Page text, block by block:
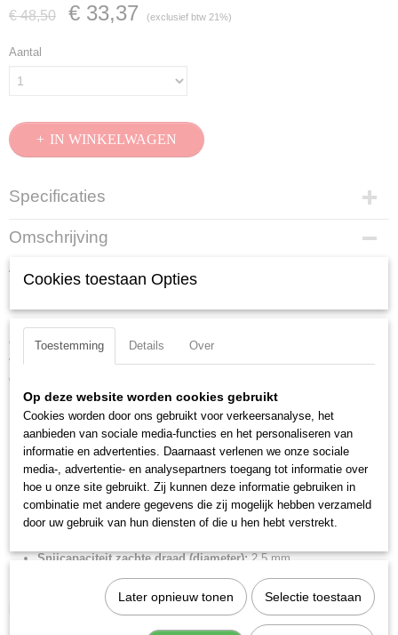
€ 48,50 € 33,37 (exclusief btw 21%)
Aantal
IN WINKELWAGEN
Specificaties
Productcode
14 25 160
4003773028697
Productcode leverancier
14 25 160
Netto gewicht
0,22 Kg
0,22 Kg
Omschrijving
Afstrip-zijsnijtang verchroomd, met meer-componentengrepen 160 mm
Precieze afstrip-uitsparingen voor eendradige kabels 1,5 en 2,5 mm2.
Comfortabel knippen van NYM-kabels tot 5 x 2,5 mm2. Lange punten
voor de fijnste snij werkzaamheden, ook in nauwe ruimtes. Inductief
geharde precisie-snijkanten, hardheid van de snijkanten ca. 90 HRC.
Lengte:
160 mm
Tang afwerking:verchroomd
Benen/handgrepen:met meer-componentengrepen
Kop afwerking:verchroomd
AWG:16 / 14
Snijkant:
snijkant met klein facet
Snijcapaciteit zachte draad (diameter):2.5 mm
Afstripcapaciteit (vierkante millimeter):
1.5 / 2.5 mm2
Cookies toestaan Opties
Toestemming Details Over
Op deze website worden cookies gebruikt
Cookies worden door ons gebruikt voor verkeersanalyse, het
aanbieden van sociale media-functies en het personaliseren van
informatie en advertenties. Daarnaast verlenen we onze sociale
media-, advertentie- en analysepartners toegang tot informatie over
hoe u onze site gebruikt. Zij kunnen deze informatie gebruiken in
combinatie met andere gegevens die zij mogelijk hebben verzameld
door uw gebruik van hun diensten of die u hen hebt verstrekt.
Later opnieuw tonen Selectie toestaan